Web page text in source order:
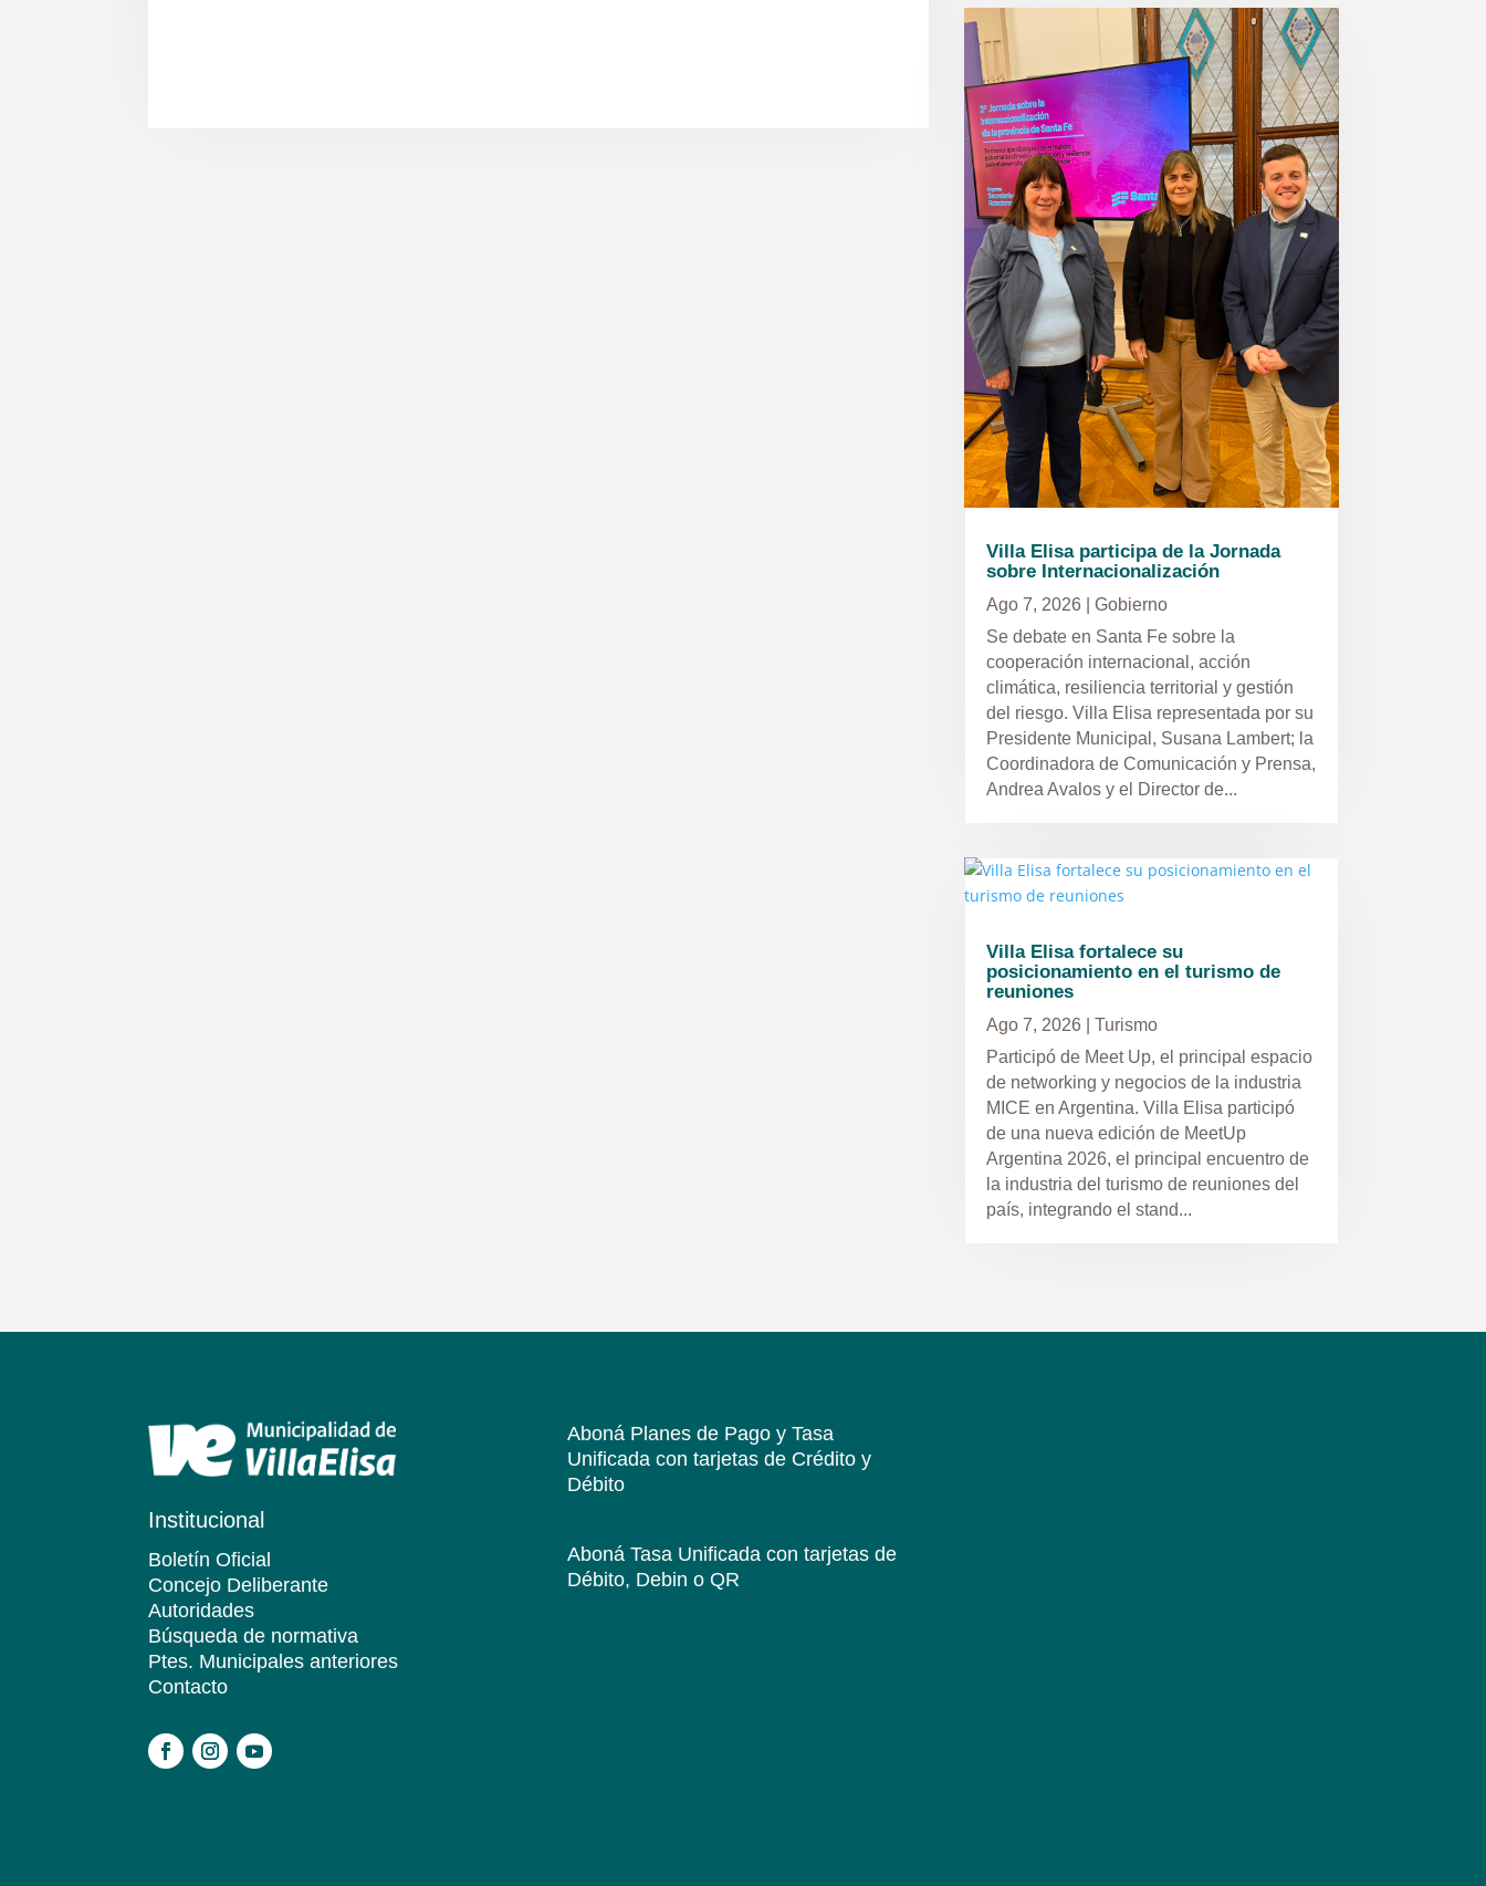
Villa Elisa participa de la Jornada
sobre Internacionalización
Ago 7, 2026| Gobierno
Se debate en Santa Fe sobre la
cooperación internacional, acción
climática, resiliencia territorial y gestión
del riesgo. Villa Elisa representada por su
Presidente Municipal, Susana Lambert; la
Coordinadora de Comunicación y Prensa,
Andrea Avalos y el Director de...
Villa Elisa fortalece su
posicionamiento en el turismo de
reuniones
Ago 7, 2026| Turismo
Participó de Meet Up, el principal espacio
de networking y negocios de la industria
MICE en Argentina. Villa Elisa participó
de una nueva edición de MeetUp
Argentina 2026, el principal encuentro de
la industria del turismo de reuniones del
país, integrando el stand...
Institucional
Boletín Oficial
Concejo Deliberante
Autoridades
Búsqueda de normativa
Ptes. Municipales anteriores
Contacto
Aboná Planes de Pago y Tasa
Unificadacon tarjetas de Crédito y
Débito
Aboná Tasa Unificadacon tarjetas de
Débito, Debin o QR